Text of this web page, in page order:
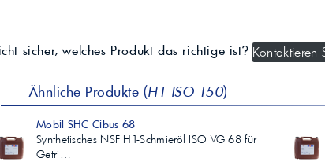
sicher, welches Produkt das richtige ist? Kontaktieren
Ähnliche Produkte (H1 ISO 150)
Mobil SHC Cibus 68
Synthetisches NSF H1-Schmieröl ISO VG 68 für
Getri…